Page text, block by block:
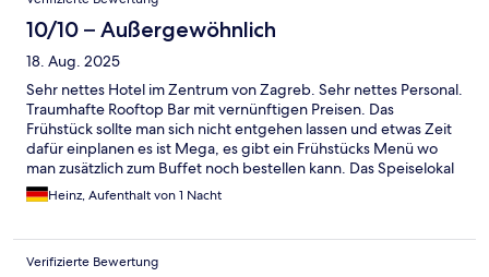
10/10 – Außergewöhnlich
18. Aug. 2025
Sehr nettes Hotel im Zentrum von Zagreb. Sehr nettes Personal.
Traumhafte Rooftop Bar mit vernünftigen Preisen. Das
Frühstück sollte man sich nicht entgehen lassen und etwas Zeit
dafür einplanen es ist Mega, es gibt ein Frühstücks Menü wo
man zusätzlich zum Buffet noch bestellen kann. Das Speiselokal
im Hotel ist sehr zu empfehlen für Leute die Asiatisch mögen.
Heinz, Aufenthalt von 1 Nacht
Verifizierte Bewertung